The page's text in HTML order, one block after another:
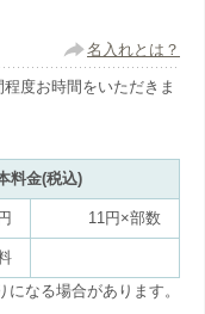
名入れとは？
度お時間をいただきま
料金(税込)
11円×部数
なる場合があります。